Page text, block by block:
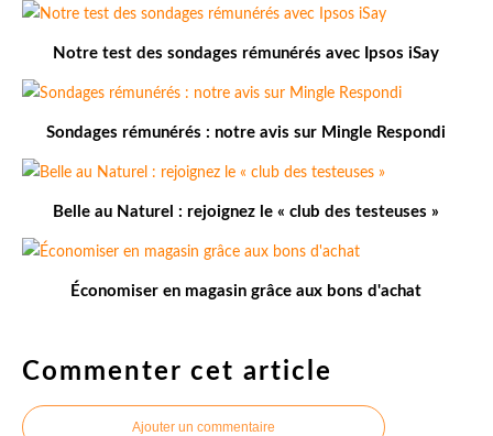
Notre test des sondages rémunérés avec Ipsos iSay
Sondages rémunérés : notre avis sur Mingle Respondi
Belle au Naturel : rejoignez le « club des testeuses »
Économiser en magasin grâce aux bons d'achat
Commenter cet article
Ajouter un commentaire